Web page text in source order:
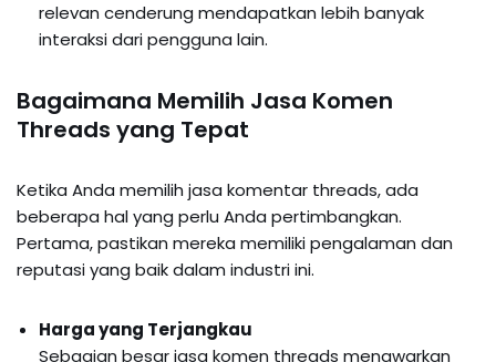
relevan cenderung mendapatkan lebih banyak
interaksi dari pengguna lain.
Bagaimana Memilih Jasa Komen
Threads yang Tepat
Ketika Anda memilih jasa komentar threads, ada
beberapa hal yang perlu Anda pertimbangkan.
Pertama, pastikan mereka memiliki pengalaman dan
reputasi yang baik dalam industri ini.
Harga yang Terjangkau
Sebagian besar jasa komen threads menawarkan